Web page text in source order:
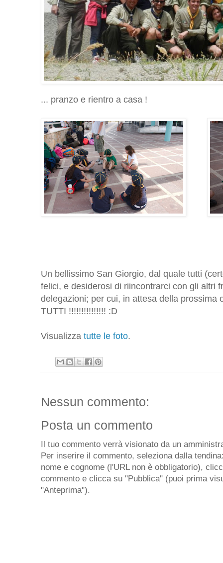
... pranzo e rientro a casa !
Un bellissimo San Giorgio, dal quale tutti
felici, e desiderosi di riincontrarci con gli altri
delegazioni; per cui, in attesa della prossima
TUTTI !!!!!!!!!!!!!!! :D
Visualizza tutte le foto.
Nessun commento:
Posta un commento
Il tuo commento verrà visionato da un
Per inserire il commento, seleziona dalla
nome e cognome (l'URL non è obbligatorio),
commento e clicca su "Pubblica" (puoi prima
"Anteprima").